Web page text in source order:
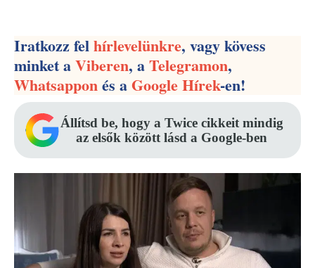
Iratkozz felhírlevelünkre, vagy kövess
minket aViberen, aTelegramon,
Whatsapponés aGoogle Hírek-en!
Állítsd be, hogy a Twice cikkeit mindig
az elsők között lásd a Google-ben